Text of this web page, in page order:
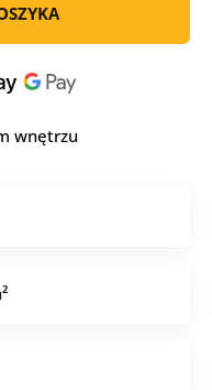
wnętrzu